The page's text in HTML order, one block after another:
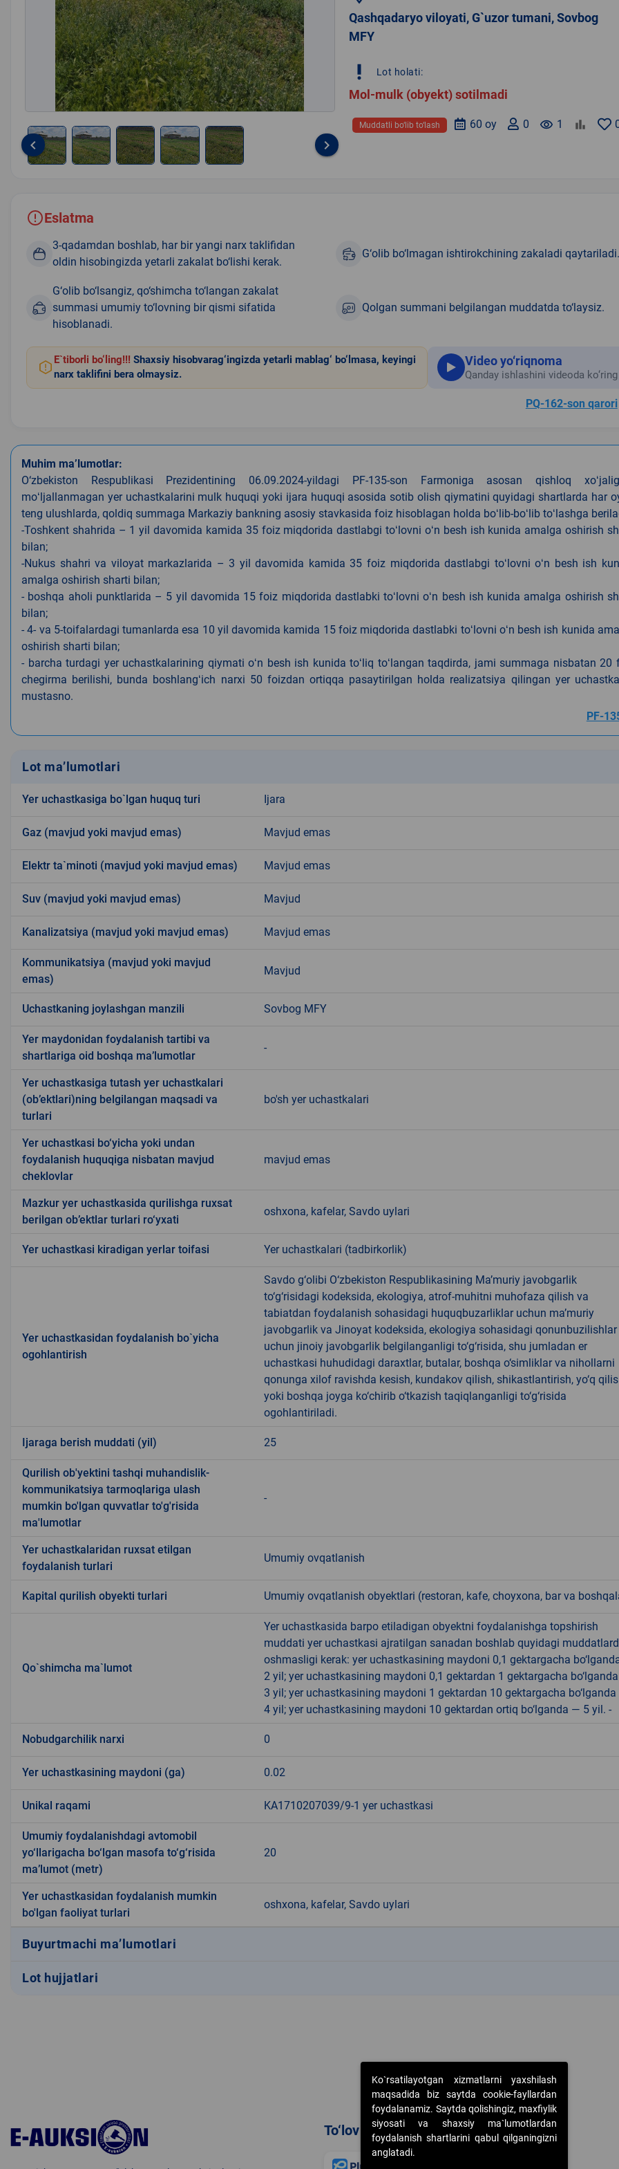
5
keyboard_arrow_left keyboard_arrow_right
Qashqadaryo viloyati, G`uzor tumani, Sovbog
MFY
priority_high Lot holati:
Mol-mulk (obyekt) sotilmadi
remove_red_eye 1
0
60 oy
Muddatli bo‘lib to‘lash
Eslatma
3-qadamdan boshlab, har bir yangi narx taklifidan
oldin hisobingizda yetarli zakalat bo‘lishi kerak.
G‘olib bo‘lmagan ishtirokchining zakaladi qaytariladi.
G‘olib bo‘lsangiz, qo‘shimcha to‘langan zakalat
summasi umumiy to‘lovning bir qismi sifatida
hisoblanadi.
Qolgan summani belgilangan muddatda to‘laysiz.
E`tiborli bo‘ling!!! Shaxsiy hisobvarag‘ingizda yetarli mablag‘ bo‘lmasa, keyingi
narx taklifini bera olmaysiz.
Video yo‘riqnoma
Qanday ishlashini videoda ko‘ring
PQ-162-son qarori
Muhim ma’lumotlar:
O‘zbekiston Respublikasi Prezidentining 06.09.2024-yildagi PF-135-son Farmoniga asosan qishloq
moʻljallanmagan yer uchastkalarini mulk huquqi yoki ijara huquqi asosida sotib olish qiymatini quyidagi shartlarda har
teng ulushlarda, qoldiq summaga Markaziy bankning asosiy stavkasida foiz hisoblagan holda boʻlib-boʻlib toʻlashga
-Toshkent shahrida – 1 yil davomida kamida 35 foiz miqdorida dastlabgi toʻlovni oʻn besh ish kunida amalga oshirish
bilan;
-Nukus shahri va viloyat markazlarida – 3 yil davomida kamida 35 foiz miqdorida dastlabgi toʻlovni oʻn besh ish
amalga oshirish sharti bilan;
- boshqa aholi punktlarida – 5 yil davomida 15 foiz miqdorida dastlabki toʻlovni oʻn besh ish kunida amalga oshirish
bilan;
- 4- va 5-toifalardagi tumanlarda esa 10 yil davomida kamida 15 foiz miqdorida dastlabki toʻlovni oʻn besh ish kunida
oshirish sharti bilan;
- barcha turdagi yer uchastkalarining qiymati oʻn besh ish kunida toʻliq toʻlangan taqdirda, jami summaga nisbatan 20
chegirma berilishi, bunda boshlangʻich narxi 50 foizdan ortiqqa pasaytirilgan holda realizatsiya qilingan yer
mustasno.
PF-
Lot ma’lumotlari
Yer uchastkasiga bo`lgan huquq turi Ijara
Gaz (mavjud yoki mavjud emas) Mavjud emas
Elektr ta`minoti (mavjud yoki mavjud emas) Mavjud emas
Suv (mavjud yoki mavjud emas) Mavjud
Kanalizatsiya (mavjud yoki mavjud emas) Mavjud emas
Kommunikatsiya (mavjud yoki mavjud
emas)
Mavjud
Uchastkaning joylashgan manzili Sovbog MFY
Yer maydonidan foydalanish tartibi va
shartlariga oid boshqa ma’lumotlar
-
Yer uchastkasiga tutash yer uchastkalari
(ob’ektlari)ning belgilangan maqsadi va
turlari
bo'sh yer uchastkalari
Yer uchastkasi bo‘yicha yoki undan
foydalanish huquqiga nisbatan mavjud
cheklovlar
mavjud emas
Mazkur yer uchastkasida qurilishga ruxsat
berilgan ob’ektlar turlari ro‘yxati
oshxona, kafelar, Savdo uylari
Yer uchastkasi kiradigan yerlar toifasi Yer uchastkalari (tadbirkorlik)
Yer uchastkasidan foydalanish bo`yicha
ogohlantirish
Savdo g‘olibi O‘zbekiston Respublikasining Ma’muriy javobgarlik
to‘g‘risidagi kodeksida, ekologiya, atrof-muhitni muhofaza qilish va
tabiatdan foydalanish sohasidagi huquqbuzarliklar uchun ma’muriy
javobgarlik va Jinoyat kodeksida, ekologiya sohasidagi qonunbuzilishlar
uchun jinoiy javobgarlik belgilanganligi to‘g‘risida, shu jumladan er
uchastkasi huhudidagi daraxtlar, butalar, boshqa o‘simliklar va nihollarni
qonunga xilof ravishda kesish, kundakov qilish, shikastlantirish, yo‘q
yoki boshqa joyga ko‘chirib o‘tkazish taqiqlanganligi to‘g‘risida
ogohlantiriladi.
Ijaraga berish muddati (yil) 25
Qurilish ob'yektini tashqi muhandislik-
kommunikatsiya tarmoqlariga ulash
mumkin bo'lgan quvvatlar to'g'risida
ma'lumotlar
-
Yer uchastkalaridan ruxsat etilgan
foydalanish turlari
Umumiy ovqatlanish
Kapital qurilish obyekti turlari Umumiy ovqatlanish obyektlari (restoran, kafe, choyxona, bar va
Qo`shimcha ma`lumot
Yer uchastkasida barpo etiladigan obyektni foydalanishga topshirish
muddati yer uchastkasi ajratilgan sanadan boshlab quyidagi
oshmasligi kerak: yer uchastkasining maydoni 0,1 gektargacha
2 yil; yer uchastkasining maydoni 0,1 gektardan 1 gektargacha
3 yil; yer uchastkasining maydoni 1 gektardan 10 gektargacha
4 yil; yer uchastkasining maydoni 10 gektardan ortiq bo‘lganda — 5 yil. -
Nobudgarchilik narxi 0
Yer uchastkasining maydoni (ga) 0.02
Unikal raqami KA1710207039/9-1 yer uchastkasi
Umumiy foydalanishdagi avtomobil
yo‘llarigacha bo‘lgan masofa to‘g‘risida
ma’lumot (metr)
20
Yer uchastkasidan foydalanish mumkin
bo'lgan faoliyat turlari
oshxona, kafelar, Savdo uylari
Buyurtmachi ma’lumotlari
Lot hujjatlari
To‘lov usullari
Ko`rsatilayotgan xizmatlarni yaxshilash
maqsadida biz saytda cookie-fayllardan
foydalanamiz. Saytda qolishingiz, maxfiylik
siyosati va shaxsiy ma`lumotlardan
foydalanish shartlarini qabul qilganingizni
anglatadi.